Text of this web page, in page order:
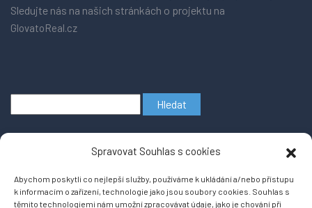
Spravovat Souhlas s cookies
Abychom poskytli co nejlepší služby, používáme k ukládání a/nebo přístupu
k informacím o zařízení, technologie jako jsou soubory cookies. Souhlas s
těmito technologiemi nám umožní zpracovávat údaje, jako je chování při
Sledujte nás na našich stránkách o projektu na
GlovatoReal.cz